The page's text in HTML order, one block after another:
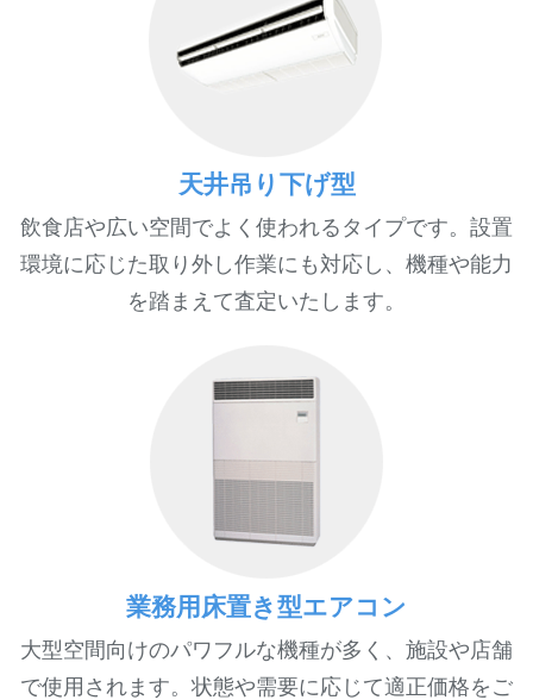
天井吊り下げ型
飲食店や広い空間でよく使われるタイプです。設置
環境に応じた取り外し作業にも対応し、機種や能力
を踏まえて査定いたします。
業務用床置き型エアコン
大型空間向けのパワフルな機種が多く、施設や店舗
で使用されます。状態や需要に応じて適正価格をご